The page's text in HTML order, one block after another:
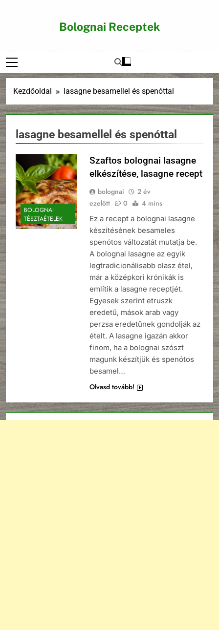
Bolognai Receptek
Kezdőoldal lasagne besamellel és spenóttal
lasagne besamellel és spenóttal
BOLOGNAI
TÉSZTAÉTELEK
Szaftos bolognai lasagne
elkészítése, lasagne recept
bolognai
2 év
ezelőtt
0 4 mins
Ez a recept a bolognai lasagne
készítésének besameles
spenótos változatát mutatja be.
A bolognai lasagne az egyik
legtradicionálisabb olasz étel,
már a középkori krónikák is
említik a lasagne receptjét.
Egyesek szerint etruszk
eredetű, mások arab vagy
perzsa eredetűnek gondolják az
ételt. A lasagne igazán akkor
finom, ha a bolognai szószt
magunk készítjük és spenótos
besamel…
Olvasd tovább!